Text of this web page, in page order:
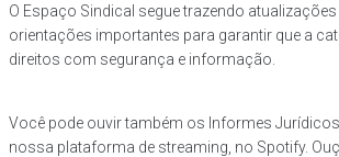
O Espaço Sindical segue trazendo
orientações importantes para garantir que a
direitos com segurança e informação.
Você pode ouvir também os Informes
nossa plataforma de streaming, no Spotify.